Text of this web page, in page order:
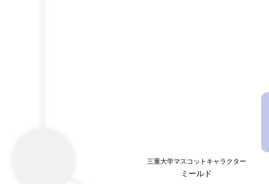
三重大学マスコットキャラクター
ミールド